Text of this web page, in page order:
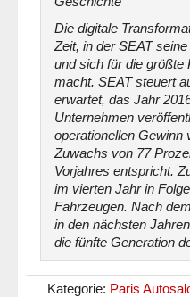
Die digitale
Zeit, in der SEAT
und sich für die größte
macht. SEAT steuert
erwartet, das Jahr
Unternehmen
operationellen Gewinn
Zuwachs von 77
Vorjahres entspricht.
im vierten Jahr in
Fahrzeugen. Nach
in den nächsten
die fünfte Generation
Kategorie: Paris